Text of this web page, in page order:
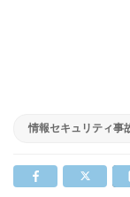
情報セキュリティ事